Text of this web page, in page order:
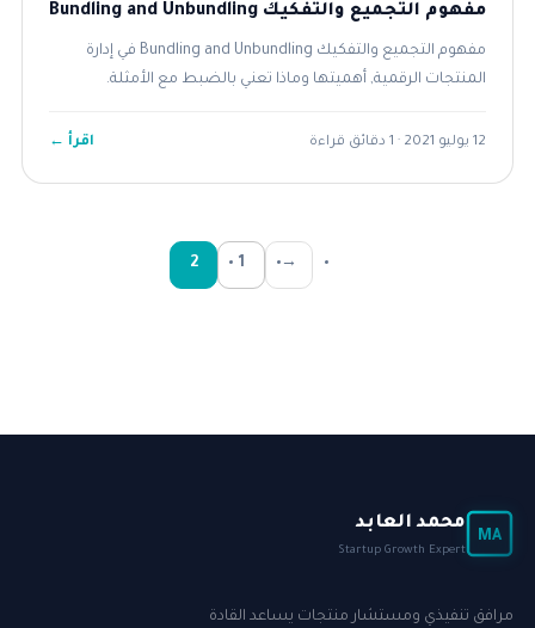
مفهوم التجميع والتفكيك Bundling and Unbundling
مفهوم التجميع والتفكيك Bundling and Unbundling في إدارة
المنتجات الرقمية, أهميتها وماذا تعني بالضبط مع الأمثلة.
12 يوليو 2021 · 1 دقائق قراءة اقرأ ←
→
1
2
MA
محمد العابد
Startup Growth Expert
مرافق تنفيذي ومستشار منتجات يساعد القادة